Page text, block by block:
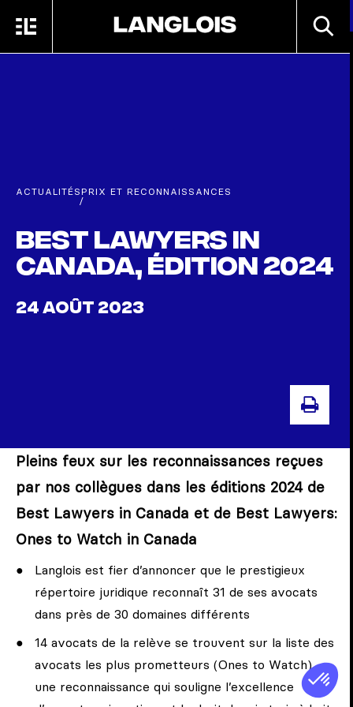
MENU
ACTUALITÉS
/
PRIX ET RECONNAISSANCES
Best Lawyers in
Canada, édition 2024
24 AOÛT 2023
Pleins feux sur les reconnaissances reçues
par nos collègues dans les éditions 2024 de
Best Lawyers in Canada et de Best Lawyers:
Ones to Watch in Canada
Langlois est fier d’annoncer que le prestigieux
répertoire juridique reconnaît 31 de ses avocats
dans près de 30 domaines différents
14 avocats de la relève se trouvent sur la liste des
avocats les plus prometteurs (Ones to Watch),
une reconnaissance qui souligne l’excellence